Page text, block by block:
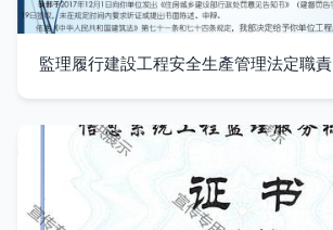
監理履行建設工程安全生產管理法定職責